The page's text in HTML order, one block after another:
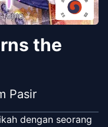
the
Pasir
dengan seorang